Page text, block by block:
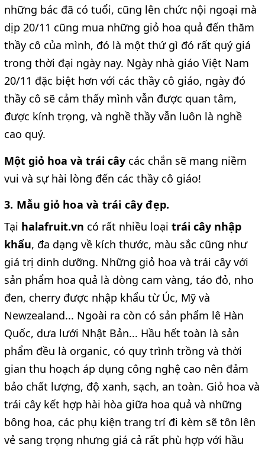
những bác đã có tuổi, cũng lên chức nội ngoại mà
dịp 20/11 cũng mua những giỏ hoa quả đến thăm
thầy cô của mình, đó là một thứ gì đó rất quý giá
trong thời đại ngày nay. Ngày nhà giáo Việt Nam
20/11 đặc biệt hơn với các thầy cô giáo, ngày đó
thầy cô sẽ cảm thấy mình vẫn được quan tâm,
được kính trọng, và nghề thầy vẫn luôn là nghề
cao quý.
Một giỏ hoa và trái cây các chắn sẽ mang niềm
vui và sự hài lòng đến các thầy cô giáo!
3. Mẫu giỏ hoa và trái cây đẹp.
Tại halafruit.vn có rất nhiều loại trái cây nhập
khẩu, đa dạng về kích thước, màu sắc cũng như
giá trị dinh dưỡng. Những giỏ hoa và trái cây với
sản phẩm hoa quả là dòng cam vàng, táo đỏ, nho
đen, cherry được nhập khẩu từ Úc, Mỹ và
Newzealand... Ngoài ra còn có sản phẩm lê Hàn
Quốc, dưa lưới Nhật Bản... Hầu hết toàn là sản
phẩm đều là organic, có quy trình trồng và thời
gian thu hoạch áp dụng công nghệ cao nên đảm
bảo chất lượng, độ xanh, sạch, an toàn. Giỏ hoa và
trái cây kết hợp hài hòa giữa hoa quả và những
bông hoa, các phụ kiện trang trí đi kèm sẽ tôn lên
vẻ sang trọng nhưng giá cả rất phù hợp với hầu